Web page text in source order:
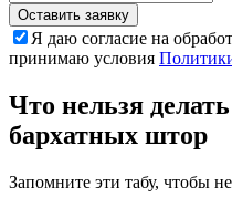
Оставить заявку
Я даю согласие на
принимаю условия
Что нельзя
бархатных штор
Запомните эти табу, чтобы